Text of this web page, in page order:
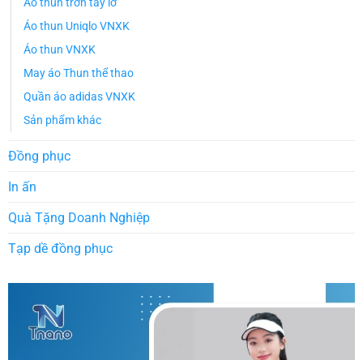
Áo thun Uniqlo VNXK
Áo thun VNXK
May áo Thun thể thao
Quần áo adidas VNXK
Sản phẩm khác
Đồng phục
In ấn
Quà Tặng Doanh Nghiệp
Tạp dề đồng phục